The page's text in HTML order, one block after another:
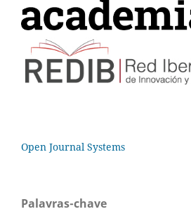
Open Journal Systems
Palavras-chave